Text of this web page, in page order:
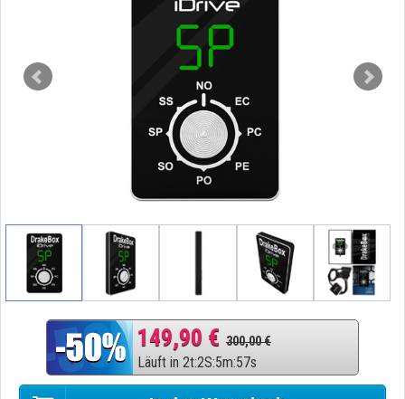
149,90 € 300,00 €
Läuft in 2t:2S:5m:56s